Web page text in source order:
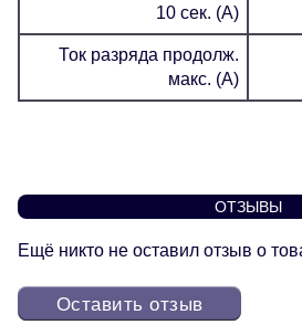
10 сек. (А)
Ток разряда продолж.
макс. (А)
ОТЗЫВЫ
Ещё никто не оставил отзыв о
Оставить отзыв